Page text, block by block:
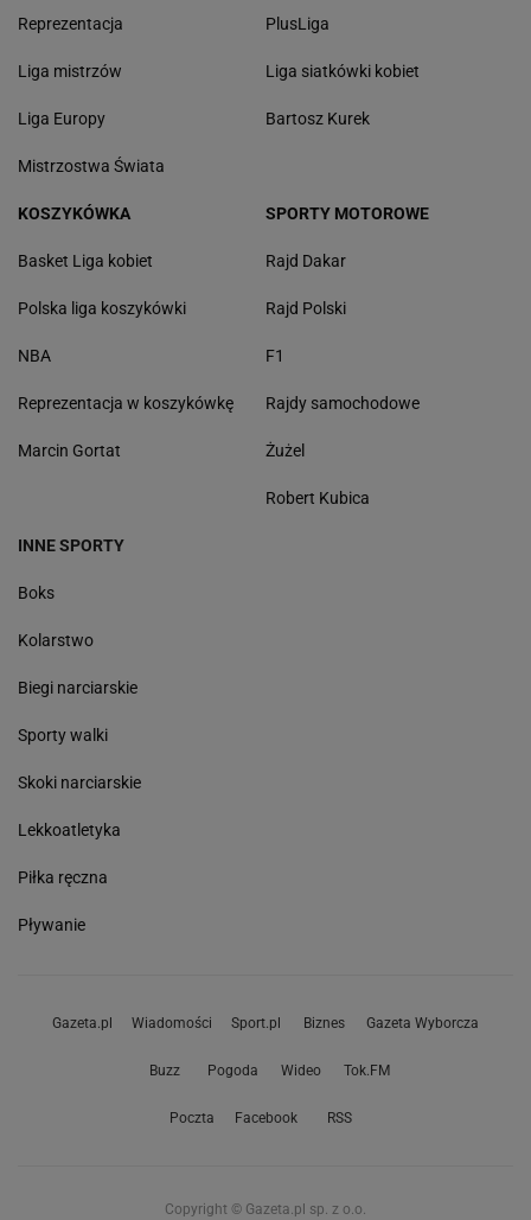
Reprezentacja
Liga mistrzów
Liga Europy
Mistrzostwa Świata
PlusLiga
Liga siatkówki kobiet
Bartosz Kurek
KOSZYKÓWKA
Basket Liga kobiet
Polska liga koszykówki
NBA
Reprezentacja w koszykówkę
Marcin Gortat
SPORTY MOTOROWE
Rajd Dakar
Rajd Polski
F1
Rajdy samochodowe
Żużel
Robert Kubica
INNE SPORTY
Boks
Kolarstwo
Biegi narciarskie
Sporty walki
Skoki narciarskie
Lekkoatletyka
Piłka ręczna
Pływanie
Gazeta.pl Wiadomości Sport.pl Biznes Gazeta Wyborcza
Buzz Pogoda Wideo Tok.FM
Poczta Facebook RSS
Copyright © Gazeta.pl sp. z o.o.